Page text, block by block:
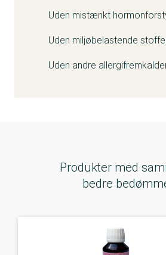
Uden mistænkt
Uden miljøbelastende
Uden andre
Produkter med
bedre